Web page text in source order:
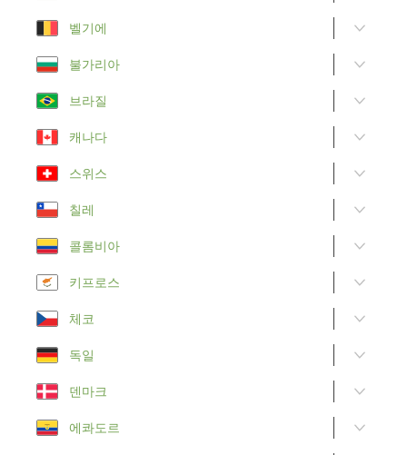
벨기에
불가리아
브라질
캐나다
스위스
칠레
콜롬비아
키프로스
체코
독일
덴마크
에콰도르